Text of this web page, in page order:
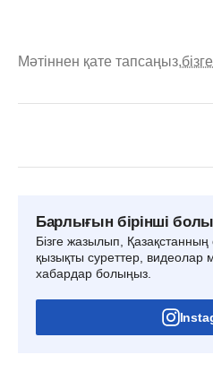
Мәтіннен қате тапсаңыз,
Барлығын бірінші
Бізге жазылып, Қазақстанның
қызықты суреттер, видеолар
хабардар болыңыз.